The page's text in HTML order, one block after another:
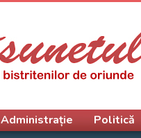
Administrație Politică